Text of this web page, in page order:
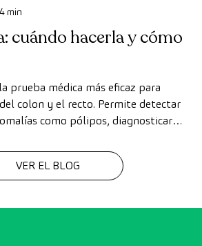
4 min
cuándo hacerla y cómo
prueba médica más eficaz para
colon y el recto. Permite detectar
como pólipos, diagnosticar
VER EL BLOG